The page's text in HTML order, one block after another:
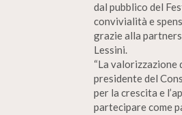
dal pubblico del
convivialità e
grazie alla
Lessini.
“La
presidente del
per la crescita e
partecipare come